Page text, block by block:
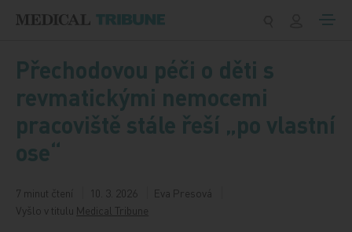
Přechodovou péči o děti s
revmatickými nemocemi
pracoviště stále řeší „po vlastní
ose“
7 minut čtení 10. 3. 2026
Eva Presová
Vyšlo v titulu Medical Tribune